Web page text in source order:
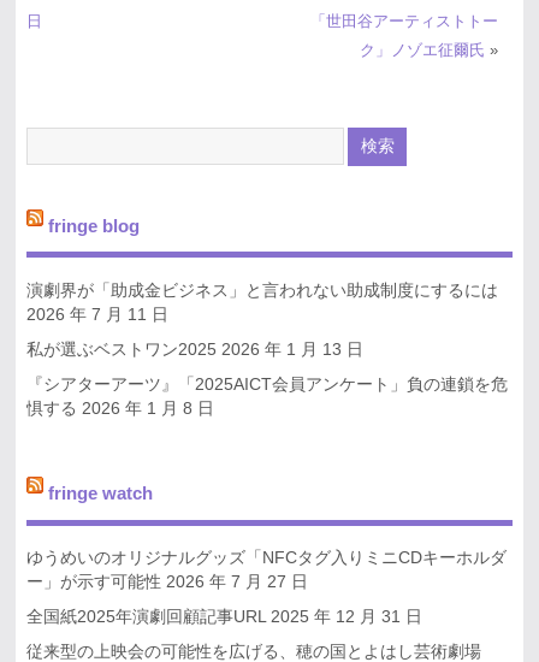
日
「世田谷アーティストトー
ク」ノゾエ征爾氏 »
fringe blog
演劇界が「助成金ビジネス」と言われない助成制度にするには
2026 年 7 月 11 日
私が選ぶベストワン2025 2026 年 1 月 13 日
『シアターアーツ』「2025AICT会員アンケート」負の連鎖を危
惧する 2026 年 1 月 8 日
fringe watch
ゆうめいのオリジナルグッズ「NFCタグ入りミニCDキーホルダ
ー」が示す可能性 2026 年 7 月 27 日
全国紙2025年演劇回顧記事URL 2025 年 12 月 31 日
従来型の上映会の可能性を広げる、穂の国とよはし芸術劇場